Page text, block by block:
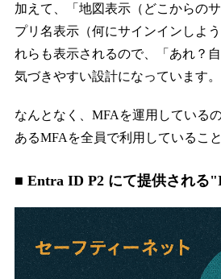
加えて、「地図表示（どこからの
プリ名表示（何にサインインしよ
れらも表示されるので、「あれ？
気づきやすい設計になっています。
なんとなく、MFAを運用している
あるMFAを全員で利用しているこ
■ Entra ID P2 にて提供される